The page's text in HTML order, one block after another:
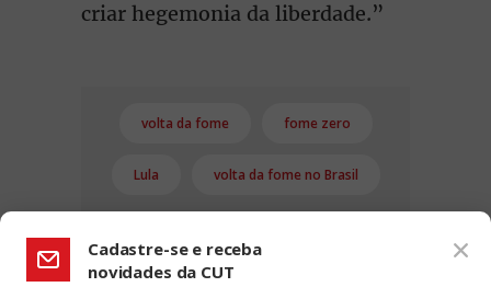
criar hegemonia da liberdade.”
volta da fome fome zero
Lula volta da fome no Brasil
Cadastre-se e receba
novidades da CUT